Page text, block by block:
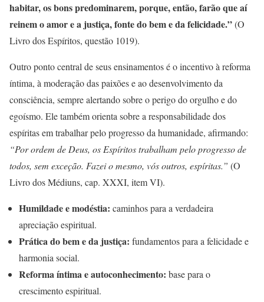
habitar, os bons predominarem, porque, então, farão que aí
reinem o amor e a justiça, fonte do bem e da felicidade.”(O
Livro dos Espíritos, questão 1019).
Outro ponto central de seus ensinamentos é o incentivo à reforma
íntima, à moderação das paixões e ao desenvolvimento da
consciência, sempre alertando sobre o perigo do orgulho e do
egoísmo. Ele também orienta sobre a responsabilidade dos
espíritas em trabalhar pelo progresso da humanidade, afirmando:
“Por ordem de Deus, os Espíritos trabalham pelo progresso de
todos, sem exceção. Fazei o mesmo, vós outros, espíritas.” (O
Livro dos Médiuns, cap. XXXI, item VI).
Humildade e modéstia: caminhos para a verdadeira
apreciação espiritual.
Prática do bem e da justiça: fundamentos para a felicidade e
harmonia social.
Reforma íntima e autoconhecimento: base para o
crescimento espiritual.